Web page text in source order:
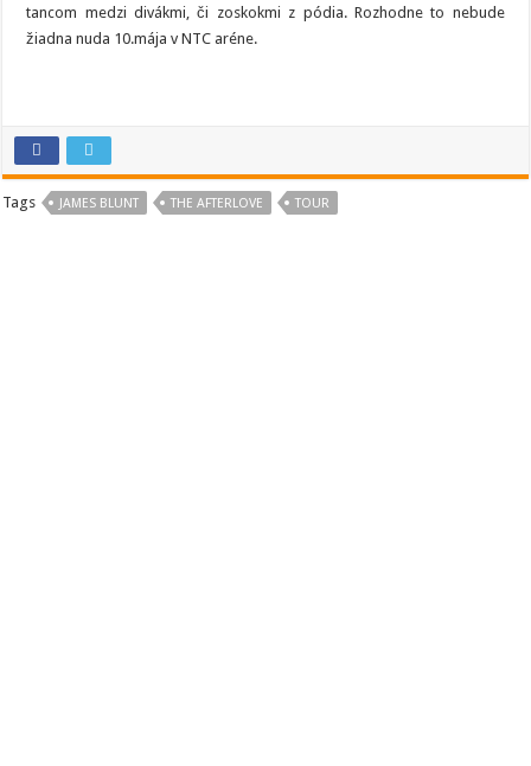
tancom medzi divákmi, či zoskokmi z pódia. Rozhodne to nebude
žiadna nuda 10.mája v NTC aréne.
Tags JAMES BLUNT THE AFTERLOVE TOUR